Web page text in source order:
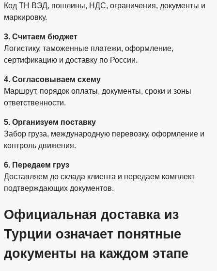
Код ТН ВЭД, пошлины, НДС, ограничения, документы и
маркировку.
3. Считаем бюджет
Логистику, таможенные платежи, оформление,
сертификацию и доставку по России.
4. Согласовываем схему
Маршрут, порядок оплаты, документы, сроки и зоны
ответственности.
5. Организуем поставку
Забор груза, международную перевозку, оформление и
контроль движения.
6. Передаем груз
Доставляем до склада клиента и передаем комплект
подтверждающих документов.
Официальная доставка из
Турции означает понятные
документы на каждом этапе